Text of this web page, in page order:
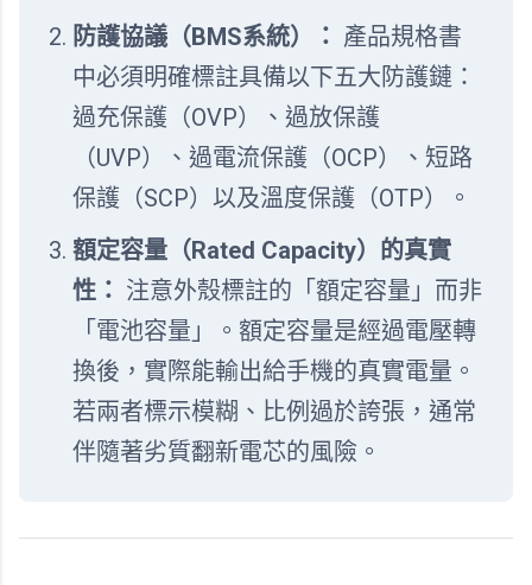
防護協議（BMS系統）： 產品規格書
中必須明確標註具備以下五大防護鏈：
過充保護（OVP）、過放保護
（UVP）、過電流保護（OCP）、短路
保護（SCP）以及溫度保護（OTP）。
額定容量（Rated Capacity）的真實
性： 注意外殼標註的「額定容量」而非
「電池容量」。額定容量是經過電壓轉
換後，實際能輸出給手機的真實電量。
若兩者標示模糊、比例過於誇張，通常
伴隨著劣質翻新電芯的風險。